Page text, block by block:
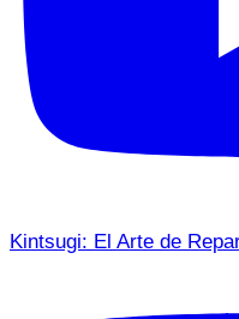
Kintsugi: El Arte de